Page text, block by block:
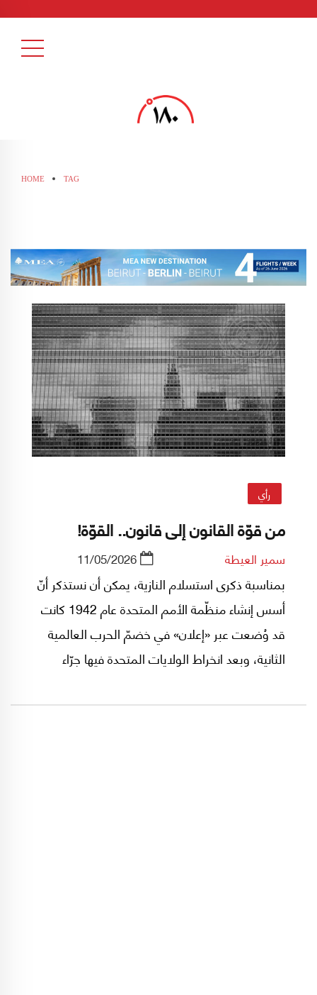
HOME TAG
رأي
من قوّة القانون إلى قانون.. القوّة!
سمير العيطة 11/05/2026
بمناسبة ذكرى استسلام النازية، يمكن أن نستذكر أنّ
أسس إنشاء منظّمة الأمم المتحدة عام 1942 كانت
قد وُضعت عبر «إعلان» في خضمّ الحرب العالمية
الثانية، وبعد انخراط الولايات المتحدة فيها جرّاء
اقتراح الرئيس الأميركي روزفلت، تمّ استخدام تعبير